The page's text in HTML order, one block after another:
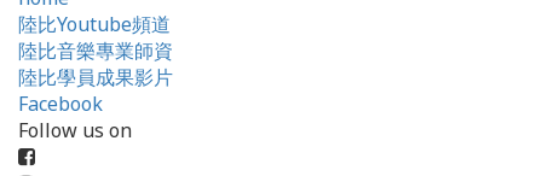
陸比Youtube頻道
陸比音樂專業師資
陸比學員成果影片
Facebook
Follow us on